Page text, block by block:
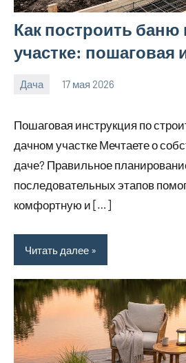
Как построить баню
участке: пошаговая
Дача 17 мая 2026
calvinken_co
Пошаговая инструкция по
дачном участке Мечтаете о
даче? Правильное
последовательных этапов
комфортную и […]
Читать далее